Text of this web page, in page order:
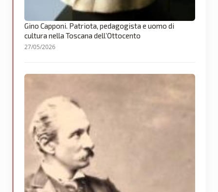
Gino Capponi. Patriota, pedagogista e uomo di
cultura nella Toscana dell’Ottocento
27/05/2026